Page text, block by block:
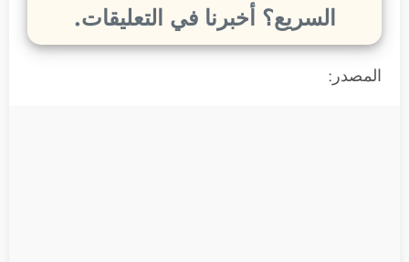
السريع؟ أخبرنا في التعليقات.
المصدر: